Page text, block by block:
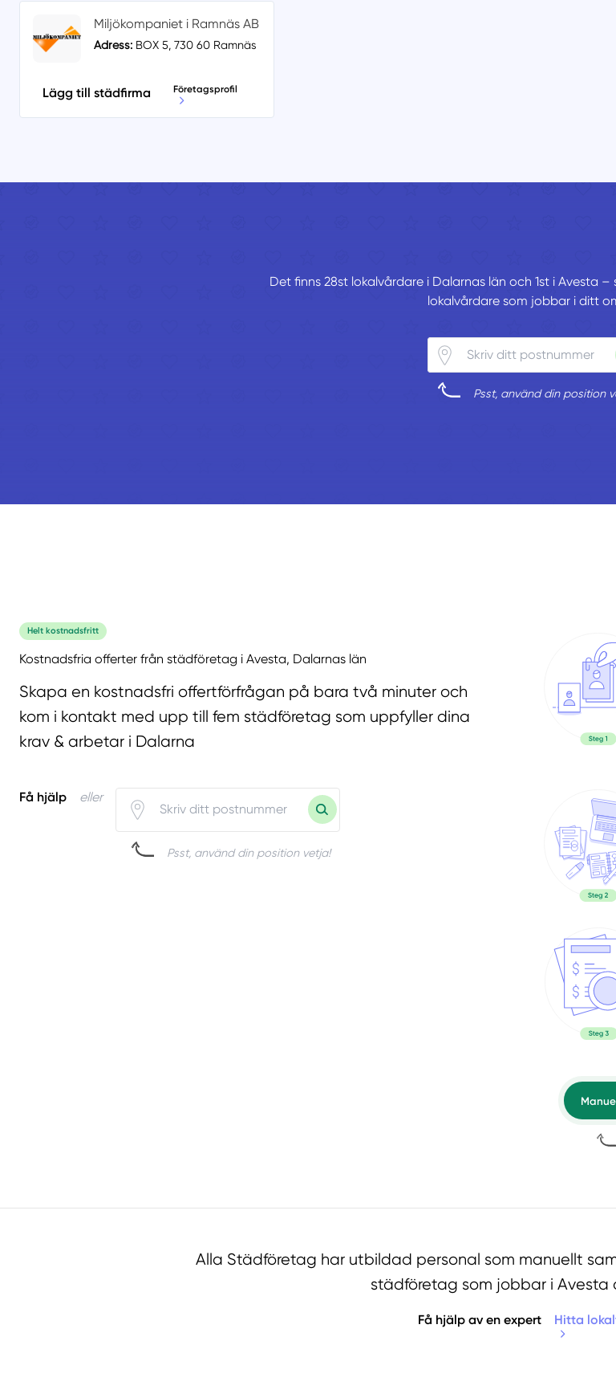
Miljökompaniet i Ramnäs AB
Adress: BOX 5, 730 60 Ramnäs
Lägg till städfirma Företagsprofil
Det finns 28st lokalvårdare i Dalarnas län och 1st i Avesta
lokalvårdare som jobbar i ditt
Psst, använd din position
Helt kostnadsfritt
Kostnadsfria offerter från städföretag i Avesta, Dalarnas län
Skapa en kostnadsfri offertförfrågan på bara två minuter och
kom i kontakt med upp till fem städföretag som uppfyller dina
krav & arbetar i Dalarna
Få hjälp eller
Psst, använd din position vetja!
Alla Städföretag har utbildad personal som manuellt
städföretag som jobbar i Avesta
Få hjälp av en expert Hitta